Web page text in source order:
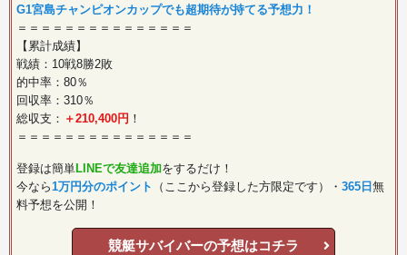
G1宮島チャンピオンカップでも超期待が持てる予想力！
＝＝＝＝＝＝＝＝＝＝＝＝＝＝＝
【累計成績】
戦績：10戦8勝2敗
的中率：80％
回収率：310％
総収支： ＋210,400円 ！
＝＝＝＝＝＝＝＝＝＝＝＝＝＝＝
登録は簡単LINEで友達追加をするだけ！
今なら1万円分のポイント （ここから登録した方限定です）・ 365日 無
料予想を公開！
競艇サバイバーの予想はコチラ